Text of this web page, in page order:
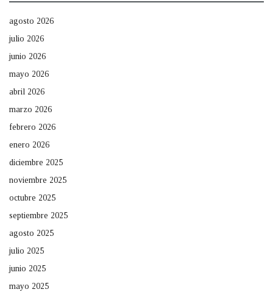
agosto 2026
julio 2026
junio 2026
mayo 2026
abril 2026
marzo 2026
febrero 2026
enero 2026
diciembre 2025
noviembre 2025
octubre 2025
septiembre 2025
agosto 2025
julio 2025
junio 2025
mayo 2025